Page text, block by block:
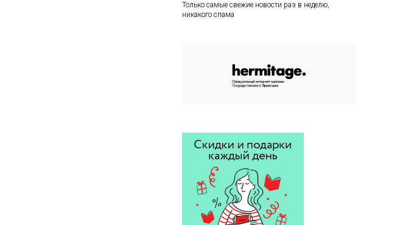
Только самые свежие новости раз в неделю,
никакого спама